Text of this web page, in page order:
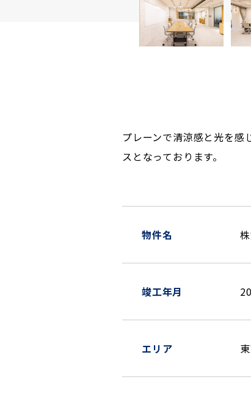
プレーンで清涼感と光を感
スとなっております。
物件名
竣工年月
エリア